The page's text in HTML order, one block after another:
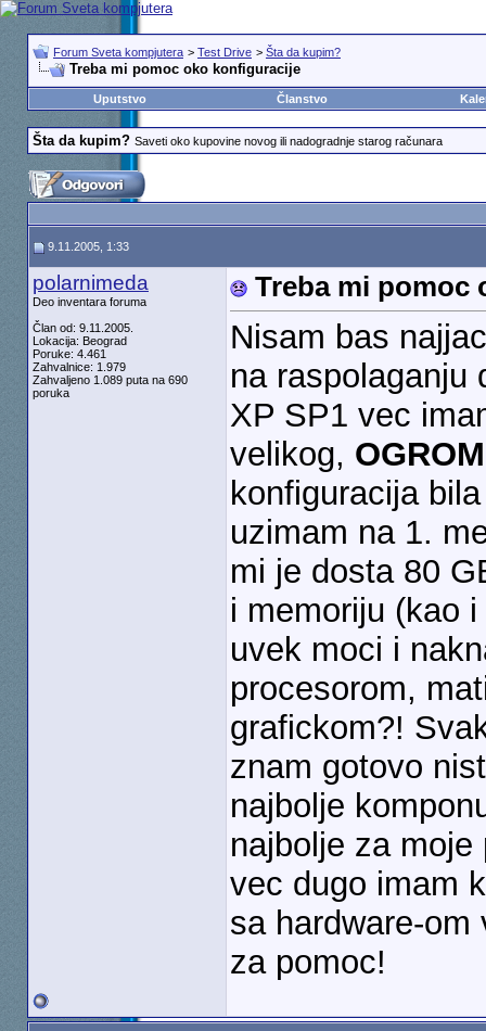
Forum Sveta kompjutera > Test Drive > Šta da kupim?
Treba mi pomoc oko konfiguracije
Uputstvo Članstvo
Šta da kupim? Saveti oko kupovine novog ili nadogradnje starog računara
9.11.2005, 1:33
polarnimeda
Deo inventara foruma
Član od: 9.11.2005.
Lokacija: Beograd
Poruke: 4.461
Zahvalnice: 1.979
Zahvaljeno 1.089 puta na 690
poruka
Treba mi pomoc
Nisam bas
na raspolaganju
XP SP1 vec
velikog,
konfiguracija
uzimam na 1.
mi je dosta 80
i memoriju (kao
uvek moci i
procesorom,
grafickom?!
znam gotovo
najbolje
najbolje za
vec dugo imam
sa hardware-
za pomoc!